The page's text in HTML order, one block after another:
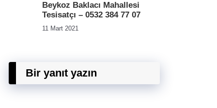
Beykoz Baklacı Mahallesi
Tesisatçı – 0532 384 77 07
11 Mart 2021
Bir yanıt yazın